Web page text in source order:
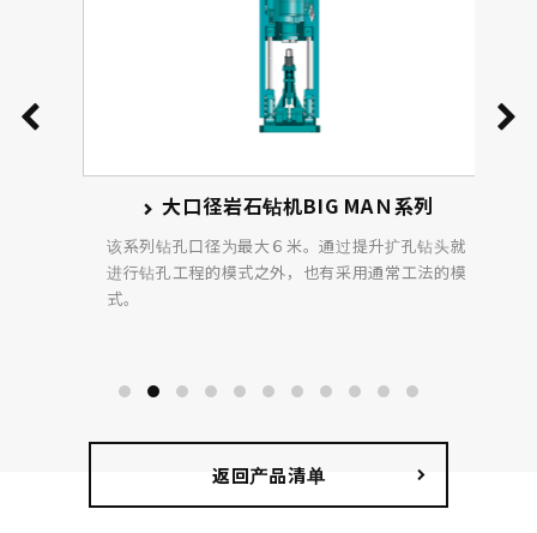
大口径岩石钻机BIG MAＮ系列
该系列钻孔口径为最大６米。通过提升扩孔钻头就
进行钻孔工程的模式之外，也有采用通常工法的模
式。
返回产品清单